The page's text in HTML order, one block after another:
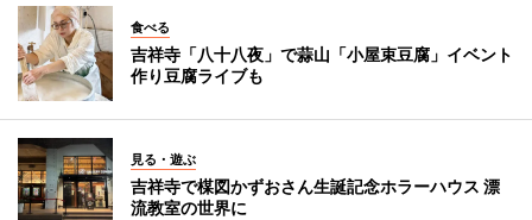
食べる
吉祥寺「八十八夜」で蒜山「小屋束豆腐」イベント
作り豆腐ライブも
見る・遊ぶ
吉祥寺で楳図かずおさん生誕記念ホラーハウス 漂
流教室の世界に